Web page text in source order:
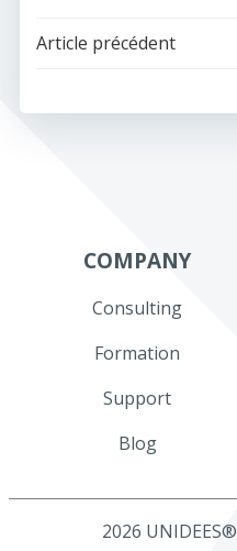
Navigation
de
Article précédent
COMPANY
Consulting
Formation
Support
Blog
2026 UNIDEES®